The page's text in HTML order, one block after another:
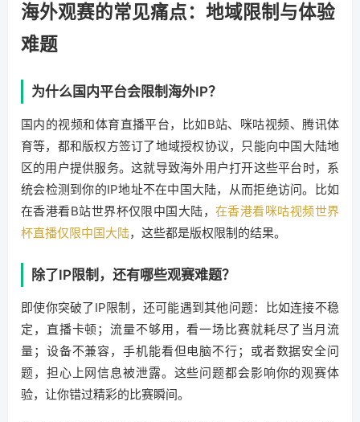
海外观赛的常见痛点：地域限制与体验
难题
为什么国内平台会限制海外IP？
国内的视频和体育直播平台，比如B站、咪咕视频、腾讯体
育等，都和版权方签订了地域授权协议，只能向中国大陆地
区的用户提供服务。这就导致海外用户打开这些平台时，系
统会检测到你的IP地址不在中国大陆，从而拒绝访问。比如
在香港看B站世界杯仅限中国大陆，在香港看咪咕视频世界
杯直播仅限中国大陆，这些都是版权限制的结果。
除了IP限制，还有哪些观赛难题？
即使你突破了IP限制，还可能遇到其他问题：比如连接不稳
定，直播卡顿；流量不够用，看一场比赛就耗尽了当月流
量；设备不兼容，手机能看但电脑不行；或者数据安全问
题，担心上网信息被泄露。这些问题都会影响你的观赛体
验，让你错过精彩的比赛瞬间。